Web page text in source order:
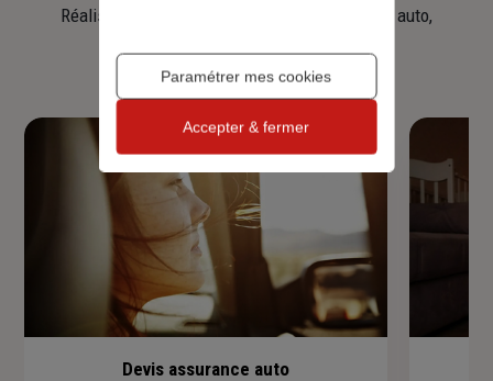
Réalisez une simulation tarifaire d'assurance, auto,
Devis assurance auto
Paramétrer mes cookies
Accepter & fermer